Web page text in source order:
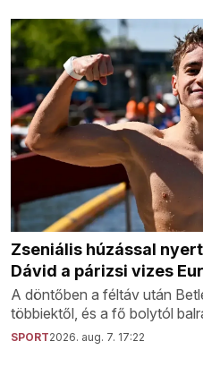
Zseniális húzással
Dávid a párizsi vizes
A döntőben a féltáv után
többiektől, és a fő bolytól
SPORT2026. aug. 7. 17:22